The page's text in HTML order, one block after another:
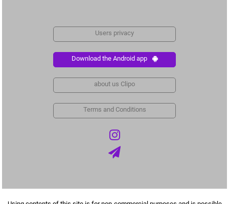
Users privacy
Download the Android app
about us Clipo
Terms and Conditions